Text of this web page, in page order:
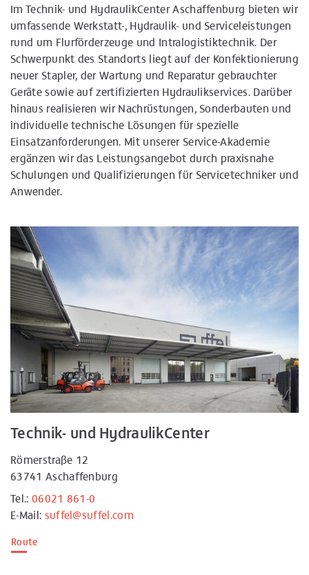
Im Technik- und HydraulikCenter Aschaffenburg bieten wir
umfassende Werkstatt-, Hydraulik- und Serviceleistungen
rund um Flurförderzeuge und Intralogistiktechnik. Der
Schwerpunkt des Standorts liegt auf der Konfektionierung
neuer Stapler, der Wartung und Reparatur gebrauchter
Geräte sowie auf zertifizierten Hydraulikservices. Darüber
hinaus realisieren wir Nachrüstungen, Sonderbauten und
individuelle technische Lösungen für spezielle
Einsatzanforderungen. Mit unserer Service-Akademie
ergänzen wir das Leistungsangebot durch praxisnahe
Schulungen und Qualifizierungen für Servicetechniker und
Anwender.
Technik- und HydraulikCenter
Römerstraße 12
63741 Aschaffenburg
Tel.: 06021 861-0
E-Mail: suffel@suffel.com
Route